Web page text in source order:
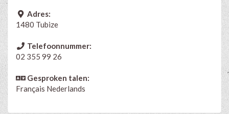
Adres:
1480 Tubize
Telefoonnummer:
02 355 99 26
Gesproken talen:
Français Nederlands